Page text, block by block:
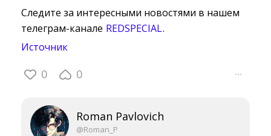
Следите за интересными новостями в нашем
телеграм-канале REDSPECIAL.
Источник
0 0 ···
Roman Pavlovich
@Roman_P